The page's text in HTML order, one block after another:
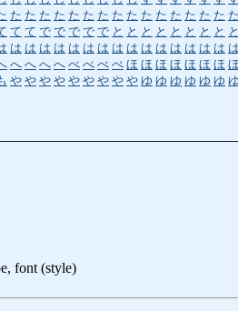
た た た た た た た た た た た た た た た た
て て で で で で で と と と と と と と と と
は は は は は は は は は は は は は は は は
へ へ へ へ べ べ べ ぺ ほ ほ ほ ほ ほ ほ ほ ほ
や や や や や や や や や ゆ ゆ ゆ ゆ ゆ ゆ ゆ
font (style)